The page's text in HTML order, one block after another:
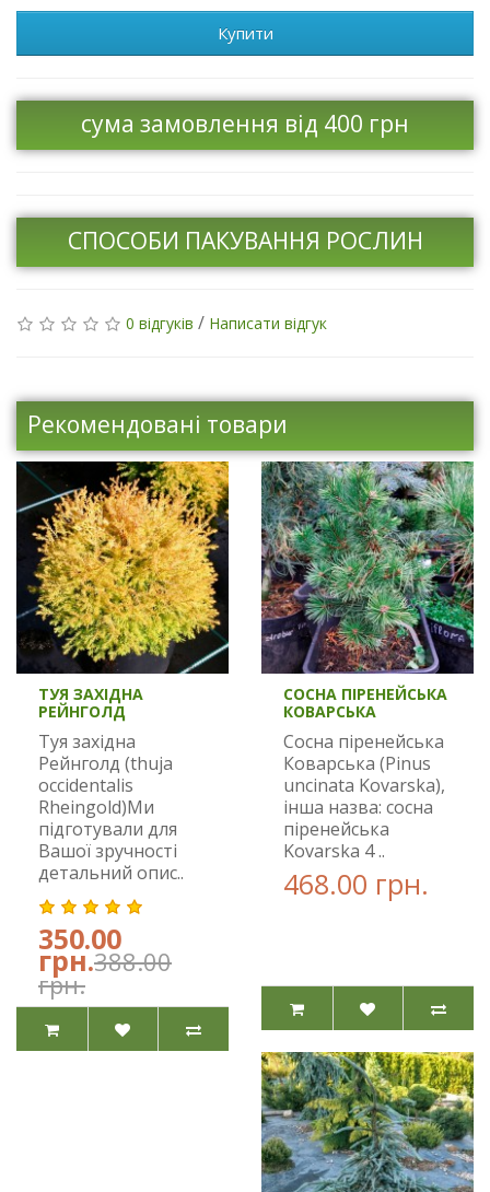
Купити
сума замовлення від 400 грн
СПОСОБИ ПАКУВАННЯ РОСЛИН
0 відгуків / Написати відгук
Рекомендовані товари
ТУЯ ЗАХІДНА
РЕЙНГОЛД
Туя західна
Рейнголд (thuja
occidentalis
Rheingold)Ми
підготували для
Вашої зручності
детальний опис..
350.00
грн.388.00
грн.
СОСНА ПІРЕНЕЙСЬКА
КОВАРСЬКА
Сосна піренейська
Коварська (Pinus
uncinata Kovarska),
інша назва: сосна
піренейська
Kovarska 4 ..
468.00 грн.